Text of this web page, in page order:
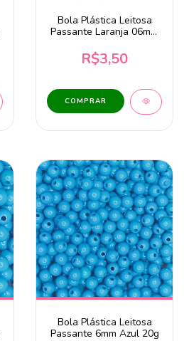
Bola Plástica Leitosa
Passante Laranja 06mm
R$3,50
Bola Plástica Leitosa
Passante 6mm Azul 20g